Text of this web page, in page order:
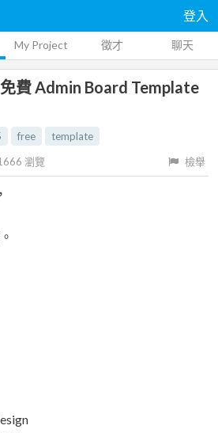
登入
My Project 徵才 聊天
費 Admin Board Template
free
template
瀏覽 檢舉